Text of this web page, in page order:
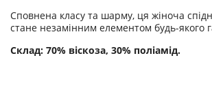
Сповнена класу та шарму, ця жіноча
стане незамінним елементом будь-якого
Склад: 70% віскоза, 30% поліамід.